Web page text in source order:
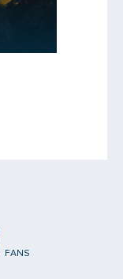
FANS